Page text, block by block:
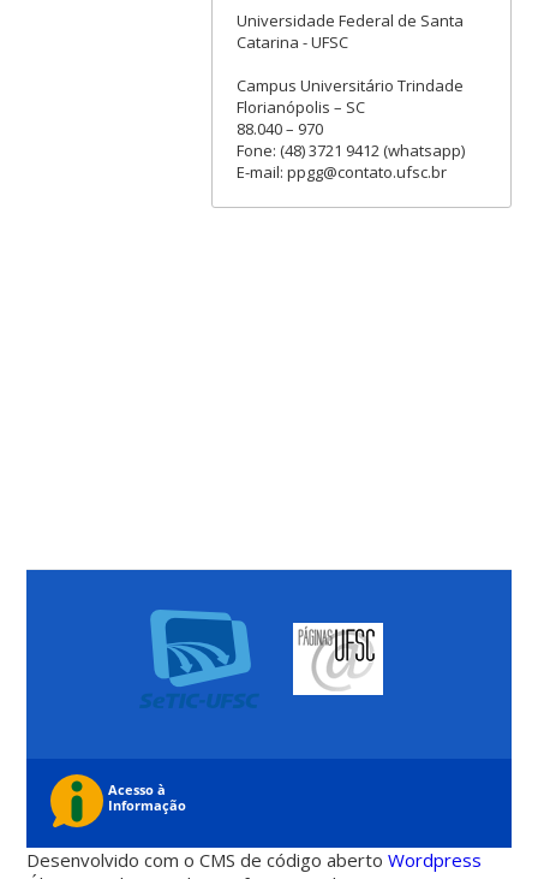
Universidade Federal de Santa
Catarina - UFSC
Campus Universitário Trindade
Florianópolis – SC
88.040 – 970
Fone: (48) 3721 9412 (whatsapp)
E-mail: ppgg@contato.ufsc.br
Desenvolvido com o CMS de código abertoWordpress